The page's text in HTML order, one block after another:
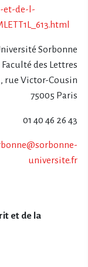
et-de-l-
Sorbonne
Faculté des Lettres
rue Victor-Cousin
75005 Paris
01 40 46 26 43
universite.fr
et de la